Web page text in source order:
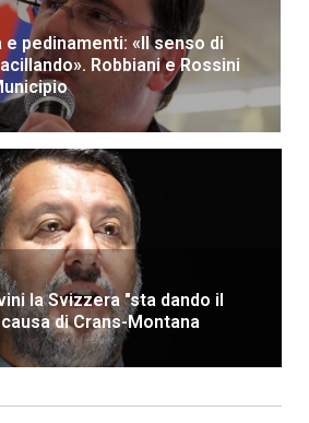
e pedinamenti: «Il senso di
Robbiani e Rossini
la Svizzera "sta dando il
di Crans-Montana